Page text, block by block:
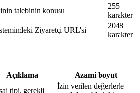
talebinin konusu
255
karakter
Ziyaretçi URL'si
2048
karakter
Açıklama Azami boyut
tipi, gerekli
İzin verilen değerlerle